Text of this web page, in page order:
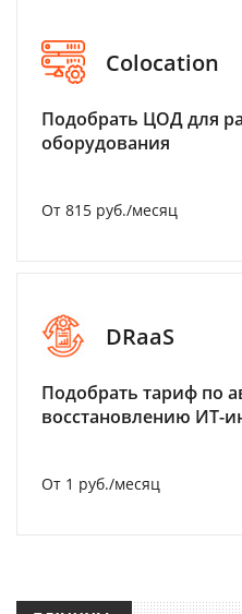
Colocation
Подобрать ЦОД для
оборудования
От 815 руб./месяц
DRaaS
Подобрать тариф по
восстановлению ИТ-
От 1 руб./месяц